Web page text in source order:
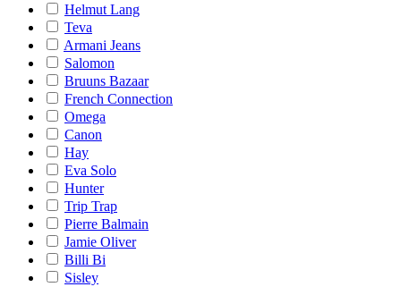
Helmut Lang
Teva
Armani Jeans
Salomon
Bruuns Bazaar
French Connection
Omega
Canon
Hay
Eva Solo
Hunter
Trip Trap
Pierre Balmain
Jamie Oliver
Billi Bi
Sisley